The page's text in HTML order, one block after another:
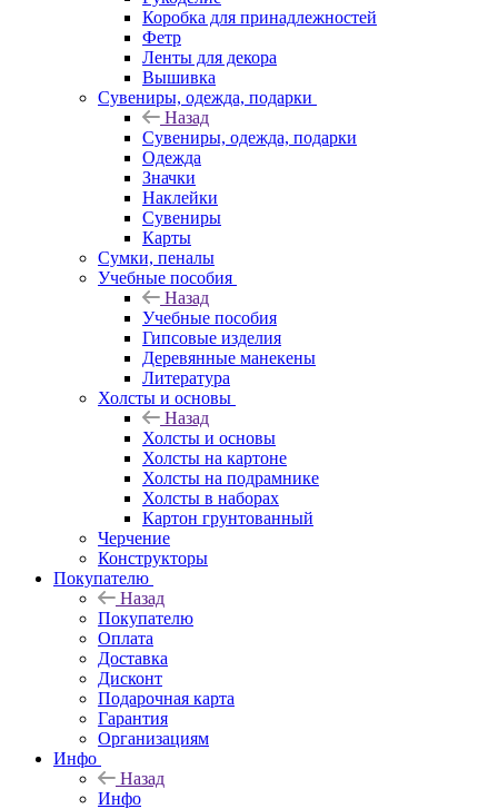
Коробка для принадлежностей
Фетр
Ленты для декора
Вышивка
Сувениры, одежда, подарки
Назад
Сувениры, одежда, подарки
Одежда
Значки
Наклейки
Сувениры
Карты
Сумки, пеналы
Учебные пособия
Назад
Учебные пособия
Гипсовые изделия
Деревянные манекены
Литература
Холсты и основы
Назад
Холсты и основы
Холсты на картоне
Холсты на подрамнике
Холсты в наборах
Картон грунтованный
Черчение
Конструкторы
Покупателю
Назад
Покупателю
Оплата
Доставка
Дисконт
Подарочная карта
Гарантия
Организациям
Инфо
Назад
Инфо